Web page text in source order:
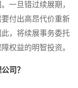
一旦错过续展期，
付出高昂代价重新
，将续展事务委托
权益的明智投资。
司？